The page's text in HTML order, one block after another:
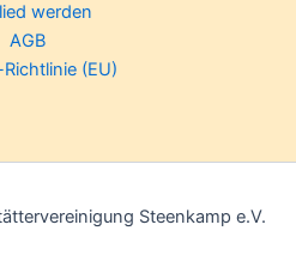
werden
AGB
(EU)
Steenkamp e.V.